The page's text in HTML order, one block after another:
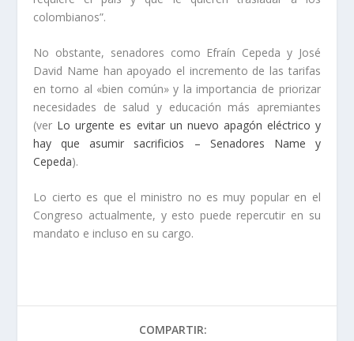
colombianos”.
No obstante, senadores como Efraín Cepeda y José
David Name han apoyado el incremento de las tarifas
en torno al «bien común» y la importancia de priorizar
necesidades de salud y educación más apremiantes
(ver Lo urgente es evitar un nuevo apagón eléctrico y
hay que asumir sacrificios – Senadores Name y
Cepeda).
Lo cierto es que el ministro no es muy popular en el
Congreso actualmente, y esto puede repercutir en su
mandato e incluso en su cargo.
COMPARTIR: